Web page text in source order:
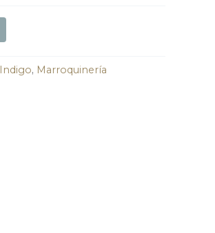
Indigo, Marroquinería